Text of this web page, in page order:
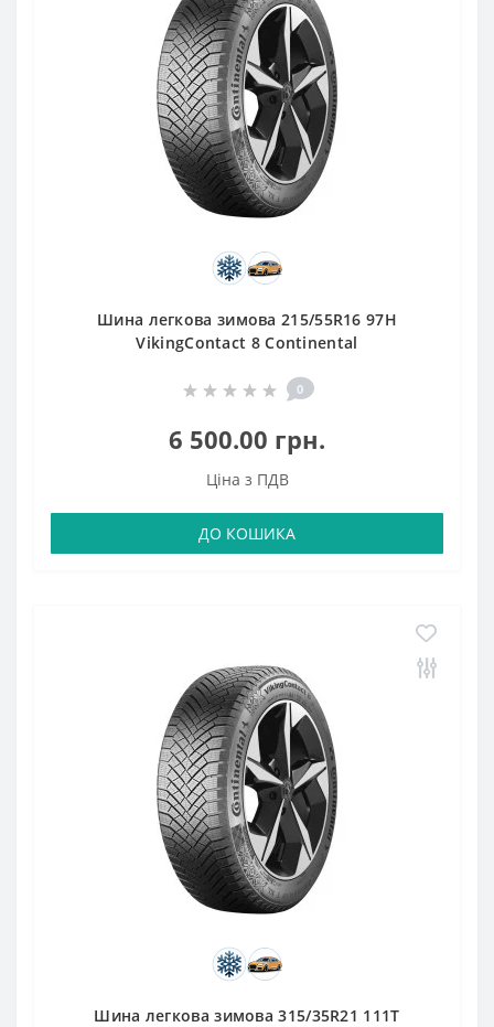
Шина легкова зимова 215/55R16 97H
VikingContact 8 Continental
0
6 500.00 грн.
Ціна з ПДВ
ДО КОШИКА
Шина легкова зимова 315/35R21 111T